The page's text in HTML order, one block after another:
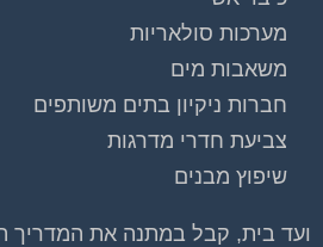
מערכות סולאריות
משאבות מים
חברות ניקיון בתים משותפים
צביעת חדרי מדרגות
שיפוץ מבנים
ועד בית, קבל במתנה את המדריך